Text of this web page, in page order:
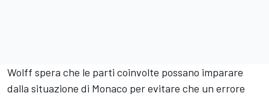
Wolff spera che le parti coinvolte possano imparare
dalla situazione di Monaco per evitare che un errore